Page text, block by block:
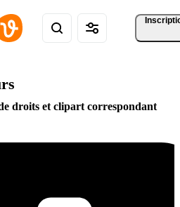
droits et clipart correspondant